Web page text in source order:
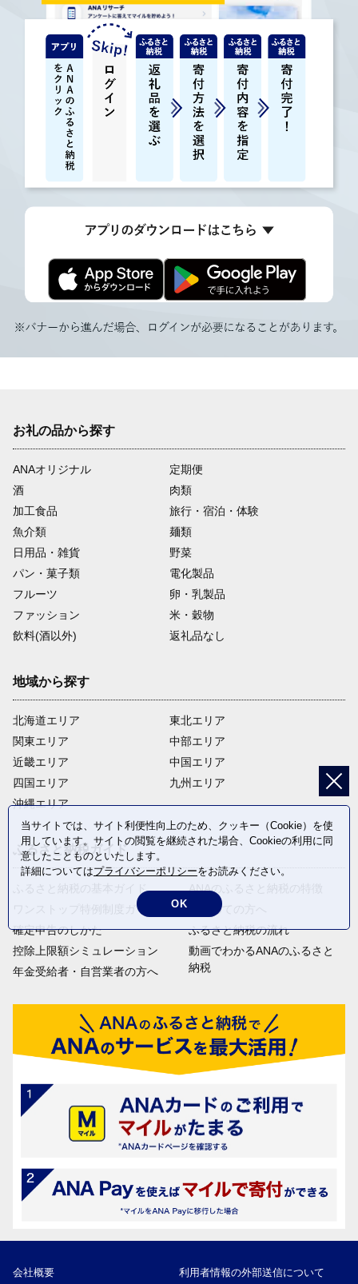
お礼の品から探す
ANAオリジナル
定期便
酒
肉類
加工食品
旅行・宿泊・体験
魚介類
麺類
日用品・雑貨
野菜
パン・菓子類
電化製品
フルーツ
卵・乳製品
ファッション
米・穀物
飲料(酒以外)
返礼品なし
地域から探す
北海道エリア
関東エリア
近畿エリア
四国エリア
沖縄エリア
東北エリア
中部エリア
中国エリア
九州エリア
ふるさと納税ガイド
ふるさと納税の基本ガイド
ワンストップ特例制度ガイド
確定申告のしかた
控除上限額シミュレーション
年金受給者・自営業者の方へ
ANAのふるさと納税の特徴
はじめての方へ
ふるさと納税の流れ
動画でわかるANAのふるさと
納税
会社概要 利用者情報の外部送信について
当サイトでは、サイト利便性向上のため、クッキー（Cookie）を使
用しています。サイトの閲覧を継続された場合、Cookieの利用に同
意したことものといたします。
詳細についてはプライバシーポリシーをお読みください。
OK